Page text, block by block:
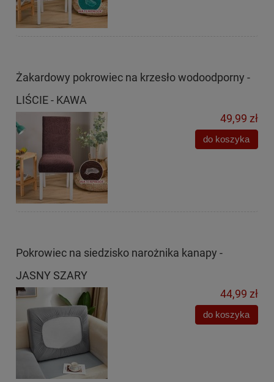
Żakardowy pokrowiec na krzesło wodoodporny -
LIŚCIE - KAWA
49,99 zł
do koszyka
Pokrowiec na siedzisko narożnika kanapy -
JASNY SZARY
44,99 zł
do koszyka